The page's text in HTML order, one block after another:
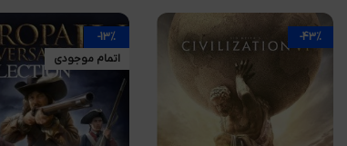
-43%
-13%
اتمام موجودی